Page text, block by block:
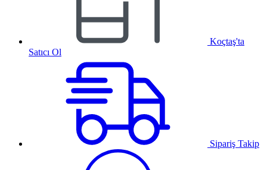
Koçtaş'ta
Satıcı Ol
Sipariş Takip